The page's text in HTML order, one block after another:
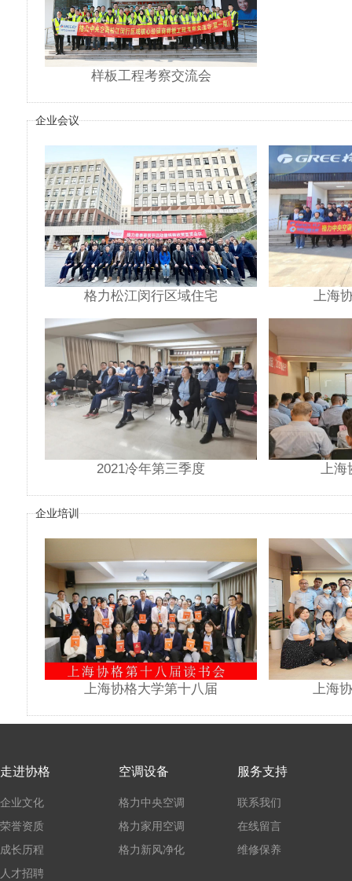
样板工程考察交流会
企业会议
格力松江闵行区域住宅 上海
2021冷年第三季度 上海
企业培训
上海协格大学第十八届 上海
走进协格
企业文化
荣誉资质
成长历程
人才招聘
空调设备
格力中央空调
格力家用空调
格力新风净化
服务支持
联系我们
在线留言
维修保养